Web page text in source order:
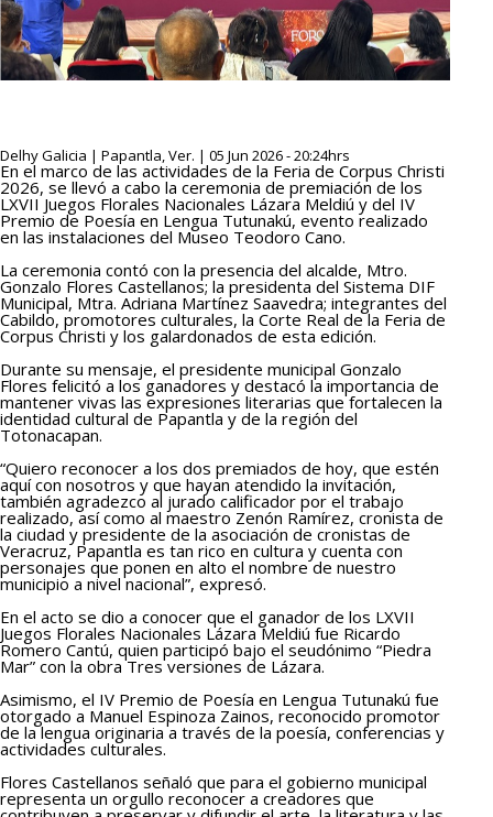
Delhy Galicia | Papantla, Ver. | 05 Jun 2026 - 20:24hrs
En el marco de las actividades de la Feria de Corpus Christi
2026, se llevó a cabo la ceremonia de premiación de los
LXVII Juegos Florales Nacionales Lázara Meldiú y del IV
Premio de Poesía en Lengua Tutunakú, evento realizado
en las instalaciones del Museo Teodoro Cano.
La ceremonia contó con la presencia del alcalde, Mtro.
Gonzalo Flores Castellanos; la presidenta del Sistema DIF
Municipal, Mtra. Adriana Martínez Saavedra; integrantes del
Cabildo, promotores culturales, la Corte Real de la Feria de
Corpus Christi y los galardonados de esta edición.
Durante su mensaje, el presidente municipal Gonzalo
Flores felicitó a los ganadores y destacó la importancia de
mantener vivas las expresiones literarias que fortalecen la
identidad cultural de Papantla y de la región del
Totonacapan.
“Quiero reconocer a los dos premiados de hoy, que estén
aquí con nosotros y que hayan atendido la invitación,
también agradezco al jurado calificador por el trabajo
realizado, así como al maestro Zenón Ramírez, cronista de
la ciudad y presidente de la asociación de cronistas de
Veracruz, Papantla es tan rico en cultura y cuenta con
personajes que ponen en alto el nombre de nuestro
municipio a nivel nacional”, expresó.
En el acto se dio a conocer que el ganador de los LXVII
Juegos Florales Nacionales Lázara Meldiú fue Ricardo
Romero Cantú, quien participó bajo el seudónimo “Piedra
Mar” con la obra Tres versiones de Lázara.
Asimismo, el IV Premio de Poesía en Lengua Tutunakú fue
otorgado a Manuel Espinoza Zainos, reconocido promotor
de la lengua originaria a través de la poesía, conferencias y
actividades culturales.
Flores Castellanos señaló que para el gobierno municipal
representa un orgullo reconocer a creadores que